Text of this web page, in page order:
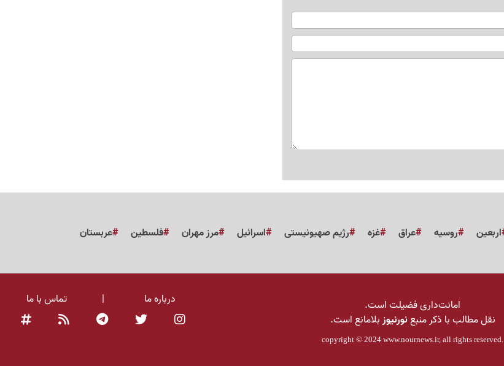
اربعین روسیه عراق غزه رژیم صهیونیستی اسرائیل مرز مهران فلسطین
عربستان
امانت‌داری فضیلت است.
نقل مطالب با ذکر منبعنورنیوزبلامانع است.
copyright © 2024 www.nournews.ir, all rights reserved.
درباره ما | تماس با ما